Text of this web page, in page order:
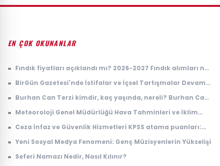
EN ÇOK OKUNANLAR
» Fındık fiyatları açıklandı mı? 2026-2027 Fındık alımları ne
» BirGün Gazetesi'nde İstifalar ve İçsel Tartışmalar Devam
» Burhan Can Terzi kimdir, kaç yaşında, nereli? Burhan Can
» Meteoroloji Genel Müdürlüğü Hava Tahminleri ve İklim
» Ceza İnfaz ve Güvenlik Hizmetleri KPSS atama puanları:
» Yeni Sosyal Medya Fenomeni: Genç Müzisyenlerin Yükselişi
» Seferi Namazı Nedir, Nasıl Kılınır?